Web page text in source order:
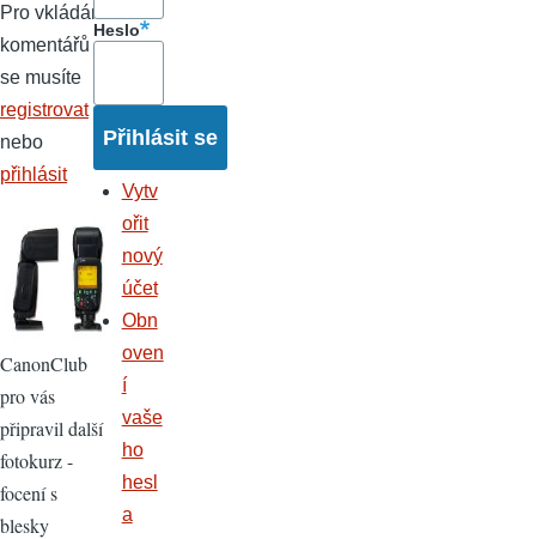
Pro vkládání
komentářů
se musíte
registrovat
nebo
přihlásit
CanonClub
pro vás
připravil další
fotokurz -
focení s
blesky
Heslo
Vytv
ořit
nový
účet
Obn
oven
í
vaše
ho
hesl
a